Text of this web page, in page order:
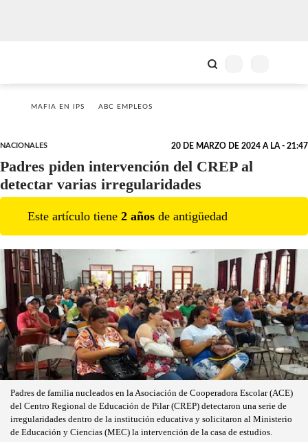
MAFIA EN IPS ABC EMPLEOS
NACIONALES 20 DE MARZO DE 2024 A LA - 21:47
Padres piden intervención del CREP al
detectar varias irregularidades
Este artículo tiene 2 años de antigüedad
Padres de familia nucleados en la Asociación de Cooperadora Escolar (ACE)
del Centro Regional de Educación de Pilar (CREP) detectaron una serie de
irregularidades dentro de la institución educativa y solicitaron al Ministerio
de Educación y Ciencias (MEC) la intervención de la casa de estudios.